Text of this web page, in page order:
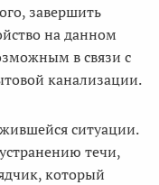
завершить
на данном
в связи с
канализации.
ситуации.
течи,
который